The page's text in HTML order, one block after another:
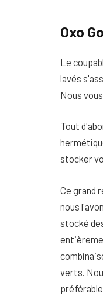
Oxo
Le
lavés
Nous
Tout
stocker
Ce grand
nous
stocké
verts.